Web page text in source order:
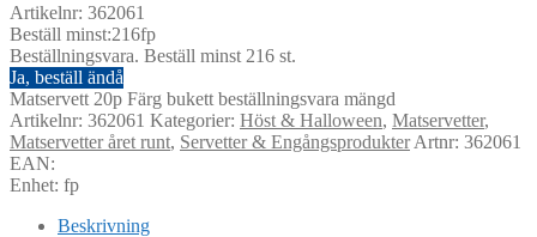
Artikelnr: 362061
Beställ minst:216fp
Beställningsvara. Beställ minst 216 st.
Ja, beställ ändå
Matservett 20p Färg bukett beställningsvara mängd
Artikelnr: 362061 Kategorier: Höst & Halloween, Matservetter,
Matservetter året runt, Servetter & EngångsprodukterArtnr: 362061
EAN:
Enhet: fp
Beskrivning